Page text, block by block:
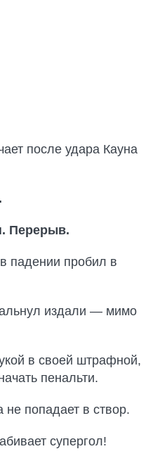
после удара Кауна
Перерыв.
падении пробил в
издали — мимо
в своей штрафной,
пенальти.
попадает в створ.
супергол!